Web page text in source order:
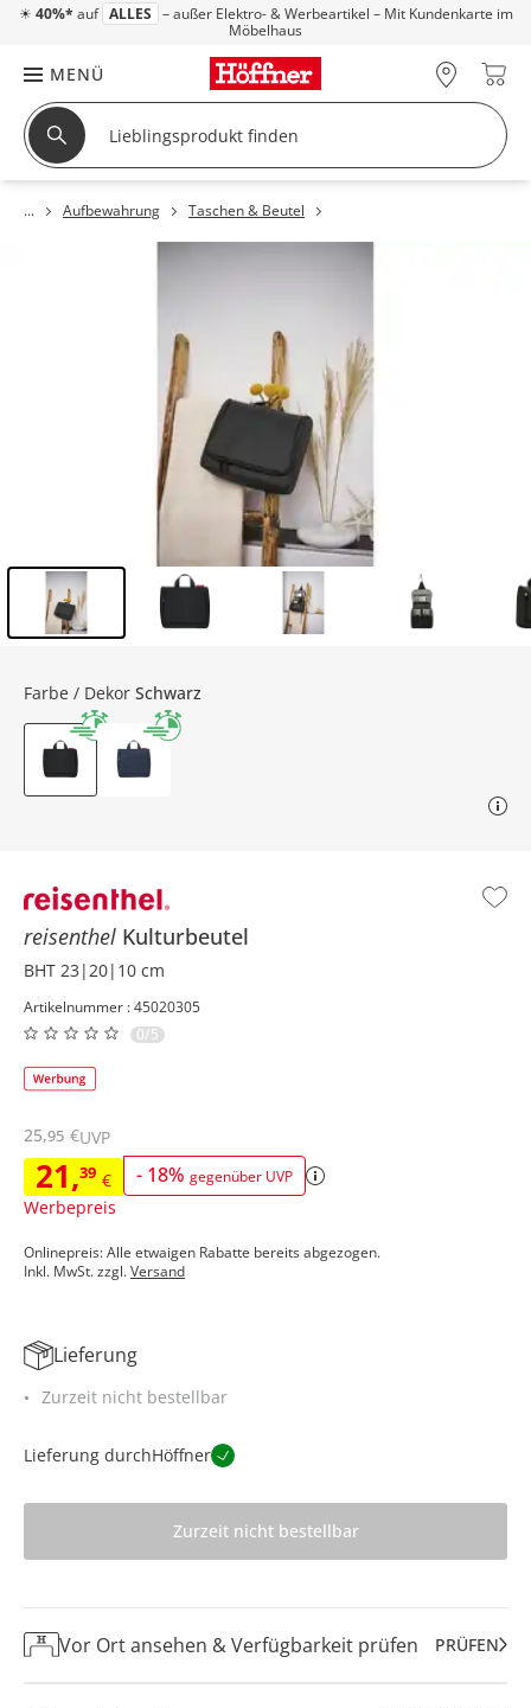
☀ 40%* auf ALLES – außer Elektro- & Werbeartikel – Mit Kundenkarte im
Möbelhaus
MENÜ
Aufbewahrung Taschen & Beutel
reisenthel Kulturbeutel
BHT 23|20|10 cm
Artikelnummer : 45020305
0/5
21,39 € - 18% gegenüber UVP
Werbepreis
25,95 €UVP
Onlinepreis: Alle etwaigen Rabatte bereits abgezogen.
Inkl. MwSt. zzgl.Versand
Farbe / Dekor Schwarz
Lieferung
Zurzeit nicht bestellbar
Lieferung durchHöffner
Zurzeit nicht bestellbar
Vor Ort ansehen & Verfügbarkeit prüfen PRÜFEN